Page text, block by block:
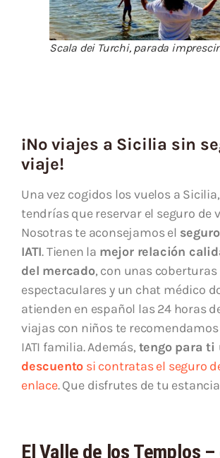
Scala dei Turchi, parada
¡No viajes a Sicilia sin
viaje!
Una vez cogidos los vuelos a
tendrías que reservar el seguro de
Nosotras te aconsejamos el
IATI. Tienen la mejor relación
del mercado, con unas coberturas
espectaculares y un chat médico
atienden en español las 24 horas
viajas con niños te
IATI familia. Además, tengo para ti
descuento si contratas el seguro
enlace. Que disfrutes de tu
El Valle de los Templos